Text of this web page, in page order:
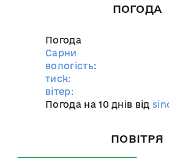
ПОГОДА
Погода
Сарни
вологість:
тиск:
вітер:
Погода на 10 днів від
ПОВІТРЯ